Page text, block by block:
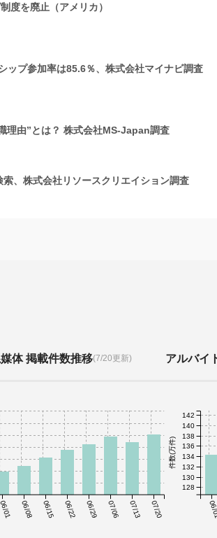
度を廃止（アメリカ）
ップ参加率は85.6％、株式会社マイナビ調査
理由”とは？ 株式会社MS-Japan調査
、株式会社リソースクリエイション調査
体 掲載件数推移(7/20更新)
06/01 06/08 06/15 06/22 06/29 07/06 07/13 07/20
アルバイ
件数(万件)
128
130
132
134
136
138
140
142